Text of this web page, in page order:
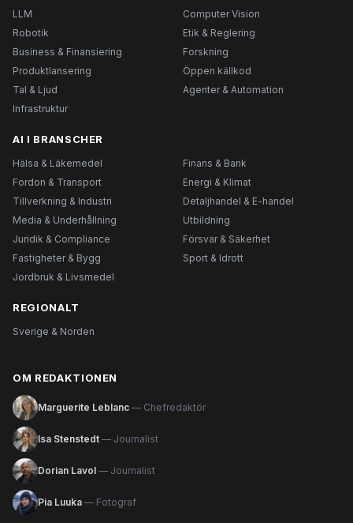
LLM
Computer Vision
Robotik
Etik & Reglering
Business & Finansiering
Forskning
Produktlansering
Öppen källkod
Tal & Ljud
Agenter & Automation
Infrastruktur
AI I BRANSCHER
Hälsa & Läkemedel
Finans & Bank
Fordon & Transport
Energi & Klimat
Tillverkning & Industri
Detaljhandel & E-handel
Media & Underhållning
Utbildning
Juridik & Compliance
Försvar & Säkerhet
Fastigheter & Bygg
Sport & Idrott
Jordbruk & Livsmedel
REGIONALT
Sverige & Norden
OM REDAKTIONEN
Marguerite Leblanc — Chefredaktör
Isa Stenstedt — Journalist
Dorian Lavol — Journalist
Pia Luuka — Fotograf